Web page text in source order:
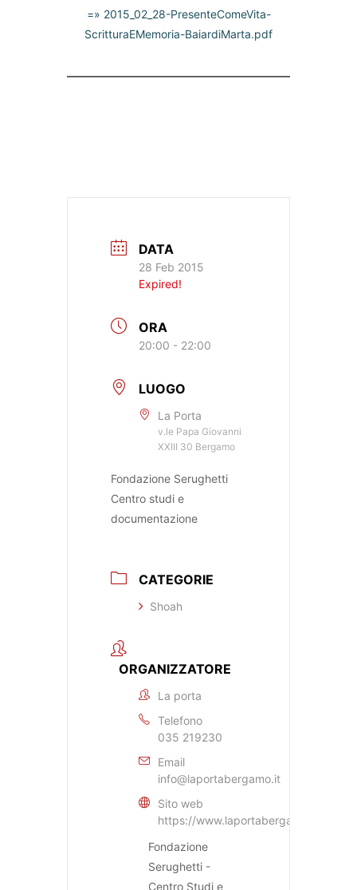
=» 2015_02_28-PresenteComeVita-
ScritturaEMemoria-BaiardiMarta.pdf
DATA
28 Feb 2015
Expired!
ORA
20:00 - 22:00
LUOGO
La Porta
v.le Papa Giovanni
XXIII 30 Bergamo
Fondazione Serughetti
Centro studi e
documentazione
CATEGORIE
Shoah
ORGANIZZATORE
La porta
Telefono
035 219230
Email
info@laportabergamo.it
Sito web
https://www.laportabergamo.it
Fondazione
Serughetti -
Centro Studi e